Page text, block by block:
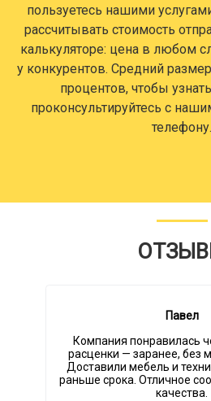
пользуетесь нашими
рассчитывать стоимость
калькуляторе: цена в любом
у конкурентов. Средний
процентов, чтобы
проконсультируйтесь с
телефону.
Павел
Компания понравилась
расценки — заранее, без
Доставили мебель и
раньше срока. Отличное
качества.